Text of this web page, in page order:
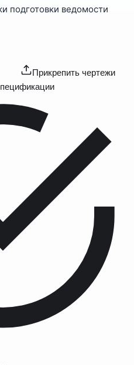
подготовки ведомости
Прикрепить чертежи